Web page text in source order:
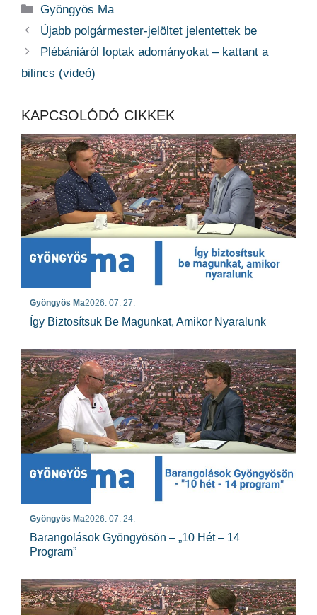
Kategória
Gyöngyös Ma
Újabb polgármester-jelöltet jelentettek be
Plébániáról loptak adományokat – kattant a
bilincs (videó)
KAPCSOLÓDÓ CIKKEK
Gyöngyös Ma2026. 07. 27.
Így Biztosítsuk Be Magunkat, Amikor Nyaralunk
Gyöngyös Ma2026. 07. 24.
Barangolások Gyöngyösön – „10 Hét – 14
Program”